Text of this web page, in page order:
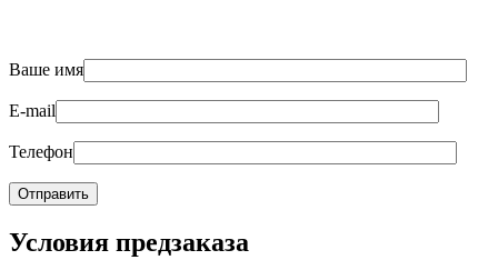
Ваше имя
E-mail
Телефон
Условия предзаказа